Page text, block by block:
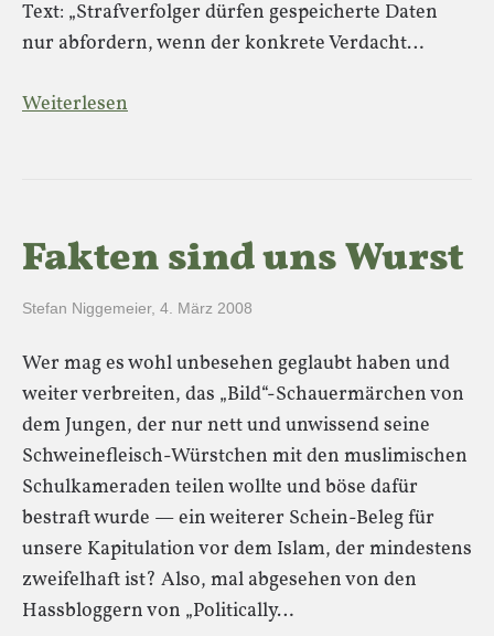
Text: „Strafverfolger dürfen gespeicherte Daten
nur abfordern, wenn der konkrete Verdacht…
Weiterlesen
Fakten sind uns Wurst
Stefan Niggemeier, 4. März 2008
Wer mag es wohl unbesehen geglaubt haben und
weiter verbreiten, das „Bild“-Schauermärchen von
dem Jungen, der nur nett und unwissend seine
Schweinefleisch-Würstchen mit den muslimischen
Schulkameraden teilen wollte und böse dafür
bestraft wurde — ein weiterer Schein-Beleg für
unsere Kapitulation vor dem Islam, der mindestens
zweifelhaft ist? Also, mal abgesehen von den
Hassbloggern von „Politically…